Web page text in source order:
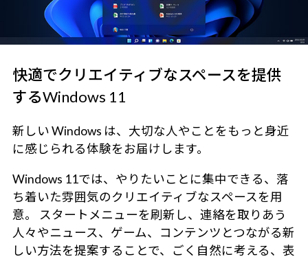
快適でクリエイティブなスペースを提供
するWindows 11
新しい Windows は、大切な人やことをもっと身近
に感じられる体験をお届けします。
Windows 11では、やりたいことに集中できる、落
ち着いた雰囲気のクリエイティブなスペースを用
意。 スタートメニューを刷新し、連絡を取りあう
人々やニュース、ゲーム、コンテンツとつながる新
しい方法を提案することで、ごく自然に考える、表